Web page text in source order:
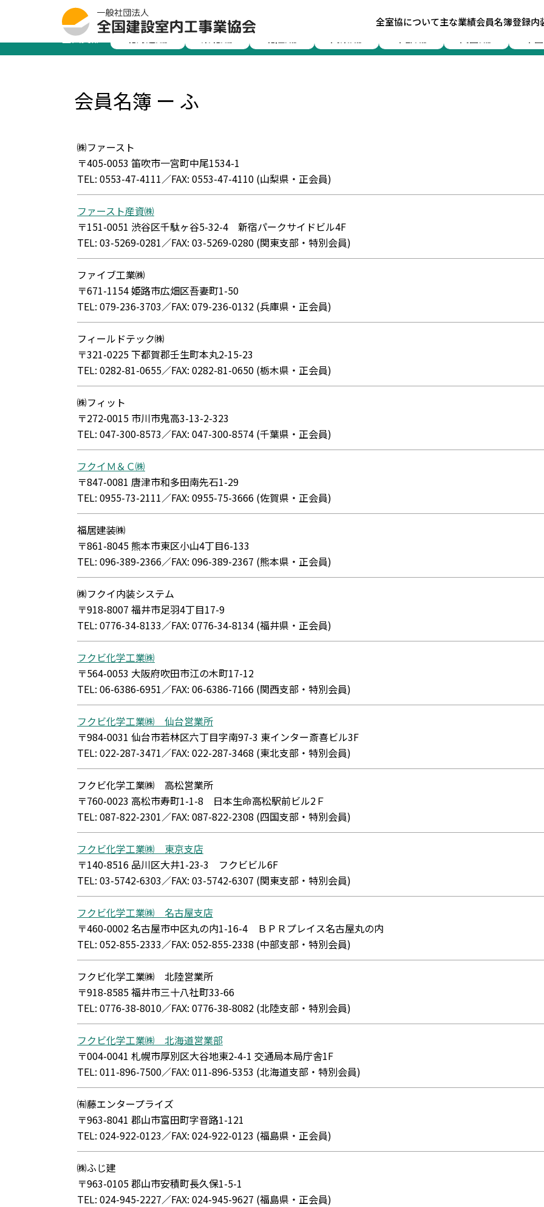
全室協について主な業績会員名簿登録内
全国建設室内工事業協会
全国支部： 北海道 東北
会員名簿 ー ふ
㈱ファースト
〒405-0053 笛吹市一宮町中尾1534-1
TEL: 0553-47-4111／FAX: 0553-47-4110 (山梨県・正会員)
ファースト産資㈱
〒151-0051 渋谷区千駄ヶ谷5-32-4 新宿パークサイドビル4F
TEL: 03-5269-0281／FAX: 03-5269-0280 (関東支部・特別会員)
ファイブ工業㈱
〒671-1154 姫路市広畑区吾妻町1-50
TEL: 079-236-3703／FAX: 079-236-0132 (兵庫県・正会員)
フィールドテック㈱
〒321-0225 下都賀郡壬生町本丸2-15-23
TEL: 0282-81-0655／FAX: 0282-81-0650 (栃木県・正会員)
㈱フィット
〒272-0015 市川市鬼高3-13-2-323
TEL: 047-300-8573／FAX: 047-300-8574 (千葉県・正会員)
フクイＭ＆Ｃ㈱
〒847-0081 唐津市和多田南先石1-29
TEL: 0955-73-2111／FAX: 0955-75-3666 (佐賀県・正会員)
福居建装㈱
〒861-8045 熊本市東区小山4丁目6-133
TEL: 096-389-2366／FAX: 096-389-2367 (熊本県・正会員)
㈱フクイ内装システム
〒918-8007 福井市足羽4丁目17-9
TEL: 0776-34-8133／FAX: 0776-34-8134 (福井県・正会員)
フクビ化学工業㈱
〒564-0053 大阪府吹田市江の木町17-12
TEL: 06-6386-6951／FAX: 06-6386-7166 (関西支部・特別会員)
フクビ化学工業㈱ 仙台営業所
〒984-0031 仙台市若林区六丁目字南97-3 東インター斎喜ビル3F
TEL: 022-287-3471／FAX: 022-287-3468 (東北支部・特別会員)
フクビ化学工業㈱ 高松営業所
〒760-0023 高松市寿町1-1-8 日本生命高松駅前ビル2Ｆ
TEL: 087-822-2301／FAX: 087-822-2308 (四国支部・特別会員)
フクビ化学工業㈱ 東京支店
〒140-8516 品川区大井1-23-3 フクビビル6F
TEL: 03-5742-6303／FAX: 03-5742-6307 (関東支部・特別会員)
フクビ化学工業㈱ 名古屋支店
〒460-0002 名古屋市中区丸の内1-16-4 ＢＰＲプレイス名古屋丸の内
TEL: 052-855-2333／FAX: 052-855-2338 (中部支部・特別会員)
フクビ化学工業㈱ 北陸営業所
〒918-8585 福井市三十八社町33-66
TEL: 0776-38-8010／FAX: 0776-38-8082 (北陸支部・特別会員)
フクビ化学工業㈱ 北海道営業部
〒004-0041 札幌市厚別区大谷地東2-4-1 交通局本局庁舎1F
TEL: 011-896-7500／FAX: 011-896-5353 (北海道支部・特別会員)
㈲藤エンタープライズ
〒963-8041 郡山市富田町字音路1-121
TEL: 024-922-0123／FAX: 024-922-0123 (福島県・正会員)
㈱ふじ建
〒963-0105 郡山市安積町長久保1-5-1
TEL: 024-945-2227／FAX: 024-945-9627 (福島県・正会員)